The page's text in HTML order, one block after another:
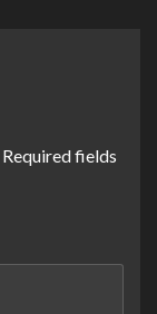
Required fields